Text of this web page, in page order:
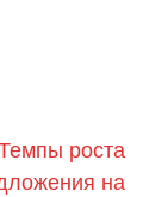
роста
на